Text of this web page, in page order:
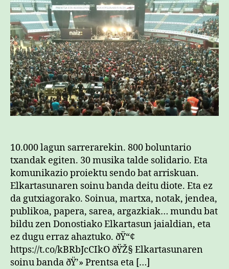
10.000 lagun sarrerarekin. 800 boluntario
txandak egiten. 30 musika talde solidario. Eta
komunikazio proiektu sendo bat arriskuan.
Elkartasunaren soinu banda deitu diote. Eta ez
da gutxiagorako. Soinua, martxa, notak, jendea,
publikoa, papera, sarea, argazkiak… mundu bat
bildu zen Donostiako Elkartasun jaialdian, eta
ez dugu erraz ahaztuko. ðŸ“¢
https://t.co/kBRbJcCIkO ðŸŽ§ Elkartasunaren
soinu banda ðŸ’» Prentsa eta […]